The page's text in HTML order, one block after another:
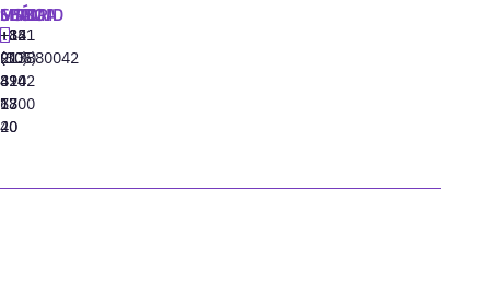
MADRID
+34
91
310
77
40
MIAMI
+1
(305)
424
13
20
SEÚL
+82
(10)
8942
6800
LISBOA
‪+351
213880042